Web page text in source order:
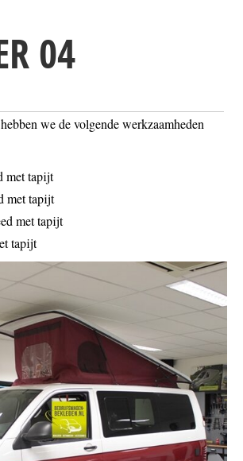
04
we de volgende werkzaamheden
met tapijt
met tapijt
met tapijt
tapijt